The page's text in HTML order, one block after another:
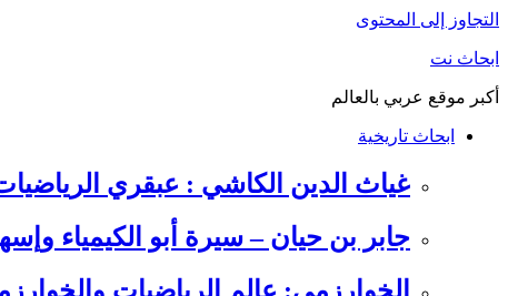
التجاوز إلى المحتوى
ابحاث نت
أكبر موقع عربي بالعالم
ابحاث تاريخية
غياث الدين الكاشي : عبقري
جابر بن حيان – سيرة أبو الكيمياء
الخوارزمي: عالم الرياضيات